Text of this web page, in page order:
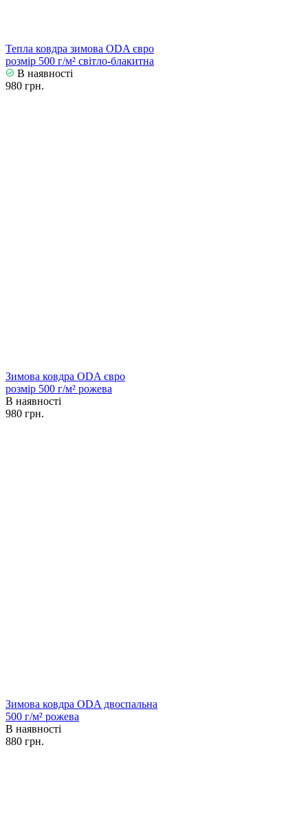
Тепла ковдра зимова ODA євро
розмір 500 г/м² світло-блакитна
В наявності
980 грн.
Зимова ковдра ODA євро
розмір 500 г/м² рожева
В наявності
980 грн.
Зимова ковдра ODA двоспальна
500 г/м² рожева
В наявності
880 грн.